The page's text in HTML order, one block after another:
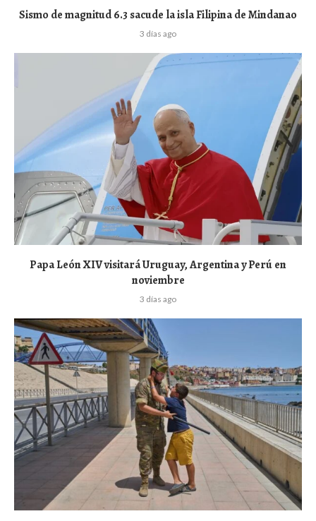
Sismo de magnitud 6.3 sacude la isla Filipina de Mindanao
3 días ago
Papa León XIV visitará Uruguay, Argentina y Perú en
noviembre
3 días ago